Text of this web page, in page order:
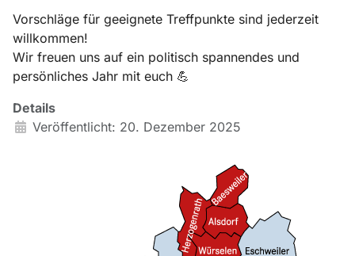
Vorschläge für geeignete Treffpunkte sind jederzeit
willkommen!
Wir freuen uns auf ein politisch spannendes und
persönliches Jahr mit euch 💪
Details
Veröffentlicht: 20. Dezember 2025